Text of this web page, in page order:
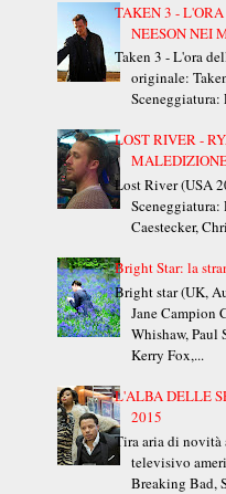
TAKEN 3 -
NEESON NEI
Taken 3 - L'ora
originale:
Sceneggiatura:
LOST RIVER -
Lost River (USA
Caestecker,
Bright Star: la
Bright star (UK,
Jane Campion
Whishaw, Paul
Kerry Fox,...
L'ALBA DELLE
2015
Tira aria di novità
televisivo
Breaking Bad,